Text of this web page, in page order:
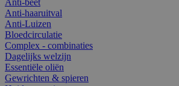
Anti-haaruitval
Anti-Luizen
Bloedcirculatie
Complex - combinaties
Dagelijks welzijn
Essentiële oliën
Gewrichten & spieren